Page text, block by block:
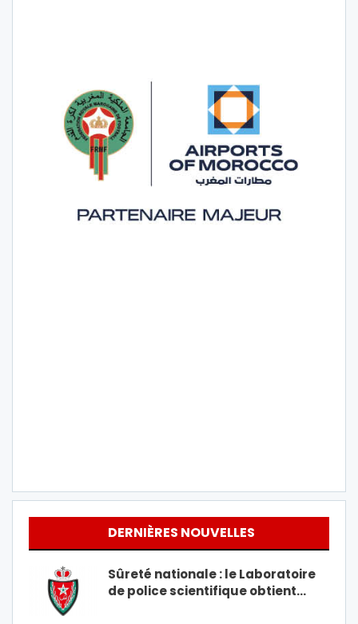
DERNIÈRES NOUVELLES
Sûreté nationale : le Laboratoire
de police scientifique obtient…